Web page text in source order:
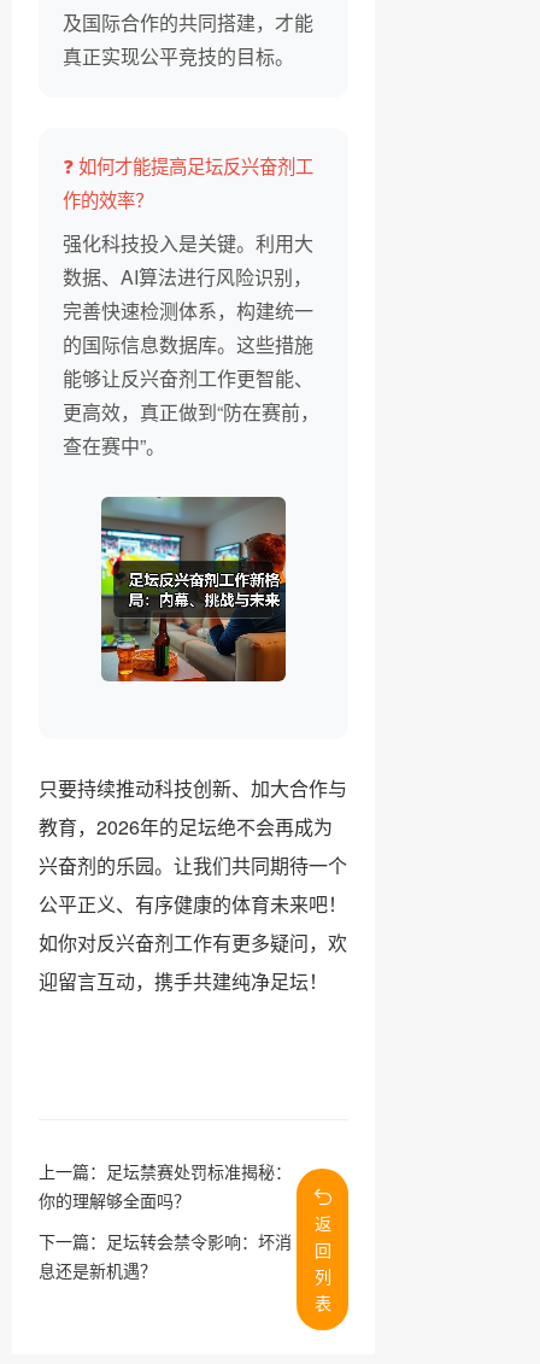
及国际合作的共同搭建，才能
真正实现公平竞技的目标。
❓ 如何才能提高足坛反兴奋剂工
作的效率？
强化科技投入是关键。利用大
数据、AI算法进行风险识别，
完善快速检测体系，构建统一
的国际信息数据库。这些措施
能够让反兴奋剂工作更智能、
更高效，真正做到“防在赛前，
查在赛中”。
只要持续推动科技创新、加大合作与
教育，2026年的足坛绝不会再成为
兴奋剂的乐园。让我们共同期待一个
公平正义、有序健康的体育未来吧！
如你对反兴奋剂工作有更多疑问，欢
迎留言互动，携手共建纯净足坛！
上一篇： 足坛禁赛处罚标准揭秘：
你的理解够全面吗？
下一篇： 足坛转会禁令影响：坏消
息还是新机遇？
返
回
列
表